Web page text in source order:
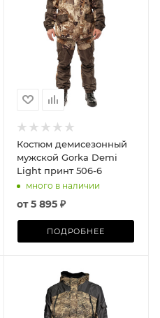
Костюм демисезонный
мужской Gorka Demi
Light принт 506-6
много в наличии
от5 895 ₽
ПОДРОБНЕЕ